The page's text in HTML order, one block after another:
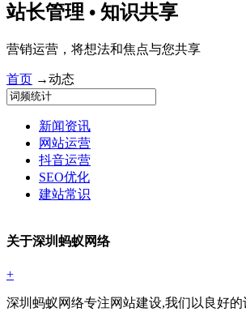
站长管理 • 知识共享
营销运营，将想法和焦点与您共享
首页 →动态
新闻资讯
网站运营
抖音运营
SEO优化
建站常识
关于深圳蚂蚁网络
+
深圳蚂蚁网络专注网站建设,我们以良好